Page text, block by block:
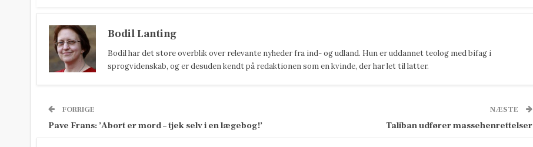
Bodil Lanting
Bodil har det store overblik over relevante nyheder fra ind- og udland. Hun er uddannet teolog med bifag i
sprogvidenskab, og er desuden kendt på redaktionen som en kvinde, der har let til latter.
FORRIGE
Pave Frans: ’Abort er mord – tjek selv i en lægebog!’
NÆSTE
Taliban udfører massehenrettelser